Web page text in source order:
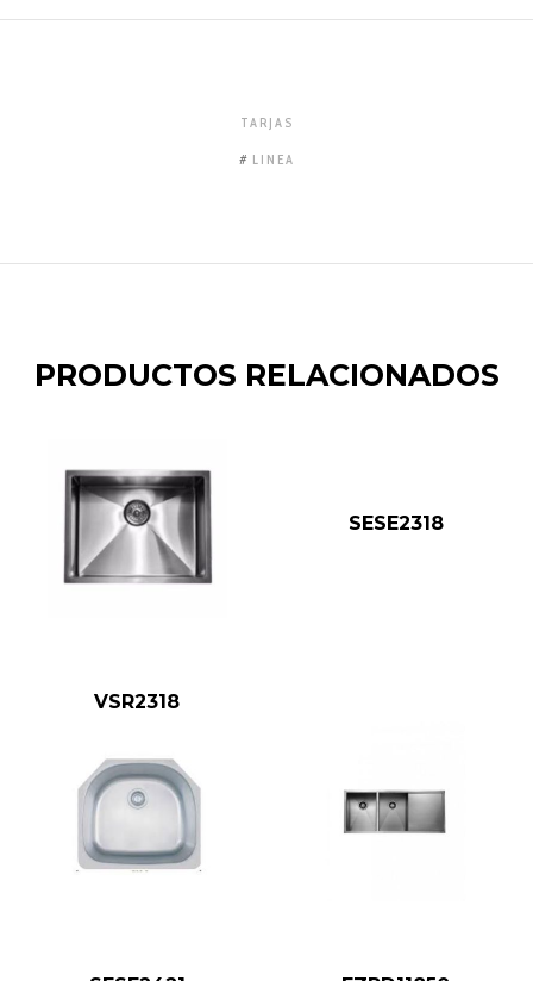
TARJAS
LINEA
PRODUCTOS RELACIONADOS
VSR2318
SESE2318